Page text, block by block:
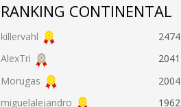
RANKING CONTINENTAL
killervahl
2474
AlexTri
2041
Morugas
2004
miguelalejandro
1962